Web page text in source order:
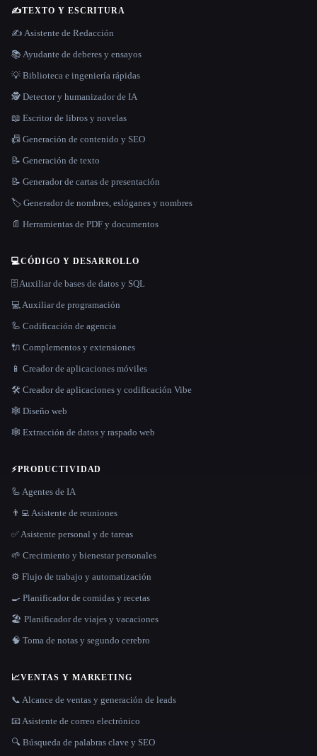
✍️TEXTO Y ESCRITURA
✍️ Asistente de Redacción
📚 Ayudante de deberes y ensayos
💡 Biblioteca e ingeniería rápidas
🕵️ Detector y humanizador de IA
📖 Escritor de libros y novelas
📠 Generación de contenido y SEO
📝 Generación de texto
📝 Generador de cartas de presentación
🏷️ Generador de nombres, eslóganes y nombres
📄 Herramientas de PDF y documentos
💻CÓDIGO Y DESARROLLO
🗄️ Auxiliar de bases de datos y SQL
💻 Auxiliar de programación
🦾 Codificación de agencia
🔌 Complementos y extensiones
📱 Creador de aplicaciones móviles
🛠️ Creador de aplicaciones y codificación Vibe
🕸 Diseño web
🕸️ Extracción de datos y raspado web
⚡PRODUCTIVIDAD
🦾 Agentes de IA
👨‍💻 Asistente de reuniones
✅ Asistente personal y de tareas
🌱 Crecimiento y bienestar personales
⚙️ Flujo de trabajo y automatización
🍳 Planificador de comidas y recetas
🏖 Planificador de viajes y vacaciones
🧠 Toma de notas y segundo cerebro
📈VENTAS Y MARKETING
📞 Alcance de ventas y generación de leads
📧 Asistente de correo electrónico
🔍 Búsqueda de palabras clave y SEO